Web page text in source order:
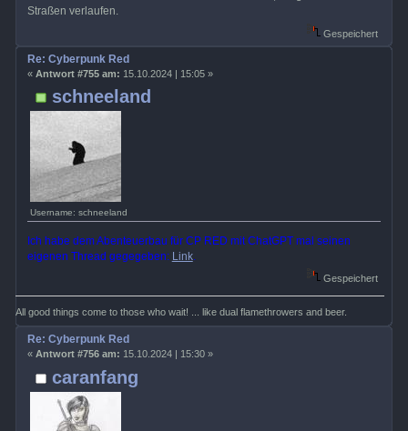
Straßen verlaufen.
Gespeichert
schneeland
Username: schneeland
Re: Cyberpunk Red
« Antwort #755 am: 15.10.2024 | 15:05 »
Ich habe dem Abenteuerbau für CP RED mit ChatGPT mal seinen
eigenen Thread gegegeben: Link.
Gespeichert
All good things come to those who wait! ... like dual flamethrowers and beer.
caranfang
Re: Cyberpunk Red
« Antwort #756 am: 15.10.2024 | 15:30 »